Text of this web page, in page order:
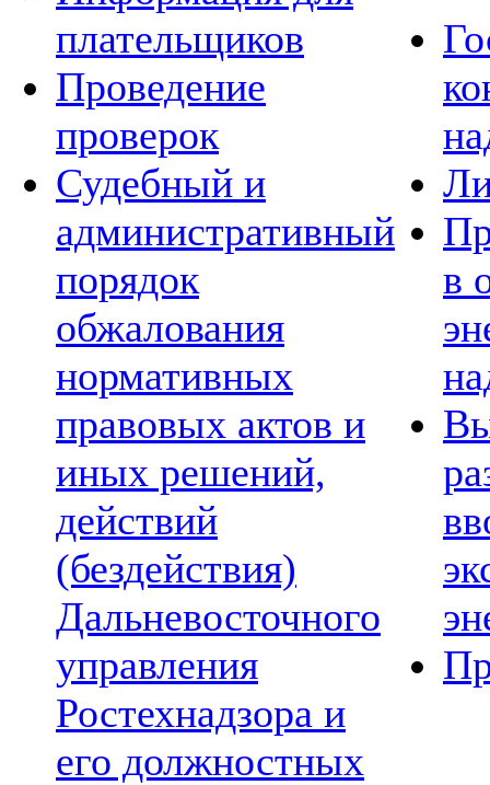
плательщиков
Проведение
проверок
Судебный и
административный
порядок
обжалования
нормативных
правовых актов и
иных решений,
действий
(бездействия)
Дальневосточного
управления
Ростехнадзора и
его должностных
в